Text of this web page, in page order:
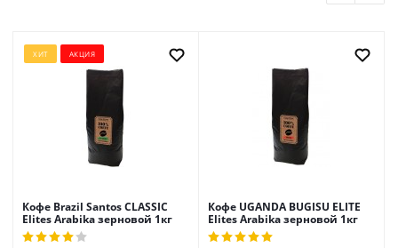
ХИТ АКЦИЯ
Кофе Brazil Santos CLASSIC
Elites Arabika зерновой 1кг
Кофе UGANDA BUGISU ELITE
Elites Arabika зерновой 1кг